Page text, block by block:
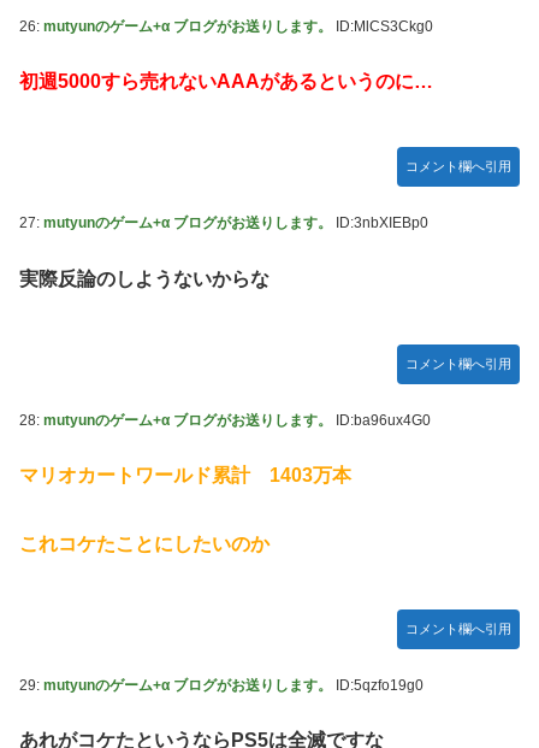
26: mutyunのゲーム+α ブログがお送りします。 ID:MlCS3Ckg0
初週5000すら売れないAAAがあるというのに…
コメント欄へ引用
27: mutyunのゲーム+α ブログがお送りします。 ID:3nbXIEBp0
実際反論のしようないからな
コメント欄へ引用
28: mutyunのゲーム+α ブログがお送りします。 ID:ba96ux4G0
マリオカートワールド累計 1403万本
これコケたことにしたいのか
コメント欄へ引用
29: mutyunのゲーム+α ブログがお送りします。 ID:5qzfo19g0
あれがコケたというならPS5は全滅ですな